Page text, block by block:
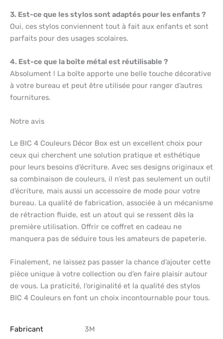
3. Est-ce que les stylos sont adaptés pour les enfants ?
Oui, ces stylos conviennent tout à fait aux enfants et sont
parfaits pour des usages scolaires.
4. Est-ce que la boîte métal est réutilisable ?
Absolument ! La boîte apporte une belle touche décorative
à votre bureau et peut être utilisée pour ranger d’autres
fournitures.
Notre avis
Le BIC 4 Couleurs Décor Box est un excellent choix pour
ceux qui cherchent une solution pratique et esthétique
pour leurs besoins d’écriture. Avec ses designs originaux et
sa combinaison de couleurs, il n’est pas seulement un outil
d’écriture, mais aussi un accessoire de mode pour votre
bureau. La qualité de fabrication, associée à un mécanisme
de rétraction fluide, est un atout qui se ressent dès la
première utilisation. Offrir ce coffret en cadeau ne
manquera pas de séduire tous les amateurs de papeterie.
Finalement, ne laissez pas passer la chance d’ajouter cette
pièce unique à votre collection ou d’en faire plaisir autour
de vous. La praticité, l’originalité et la qualité des stylos
BIC 4 Couleurs en font un choix incontournable pour tous.
Fabricant
‎3M